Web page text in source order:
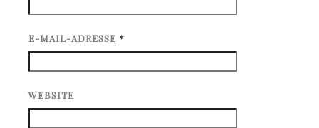
E-MAIL-ADRESSE *
WEBSITE